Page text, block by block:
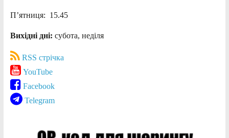
П’ятниця: 15.45
Вихідні дні: субота, неділя
RSS стрічка
YouTube
Facebook
Telegram